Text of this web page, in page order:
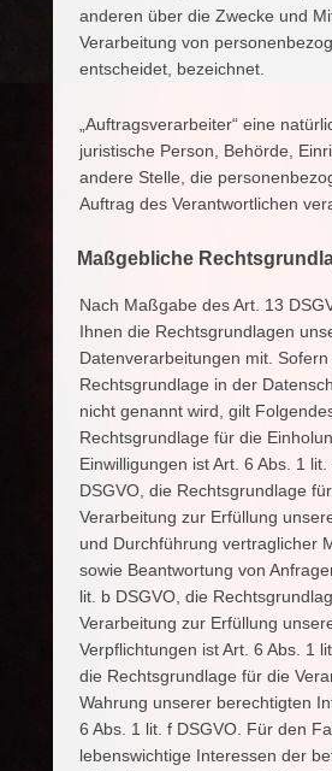
anderen über die Zwecke und
Verarbeitung von
entscheidet, bezeichnet.
„Auftragsverarbeiter“ eine
juristische Person, Behörde,
andere Stelle, die
Auftrag des Verantwortlichen
Maßgebliche
Nach Maßgabe des Art. 13
Ihnen die Rechtsgrundlagen
Datenverarbeitungen mit. Sofern
Rechtsgrundlage in der
nicht genannt wird, gilt
Rechtsgrundlage für die
Einwilligungen ist Art. 6 Abs. 1
DSGVO, die Rechtsgrundlage
Verarbeitung zur Erfüllung
und Durchführung vertraglicher
sowie Beantwortung von
lit. b DSGVO, die
Verarbeitung zur Erfüllung
Verpflichtungen ist Art. 6 Abs. 1
die Rechtsgrundlage für die
Wahrung unserer berechtigten
6 Abs. 1 lit. f DSGVO. Für den
lebenswichtige Interessen der